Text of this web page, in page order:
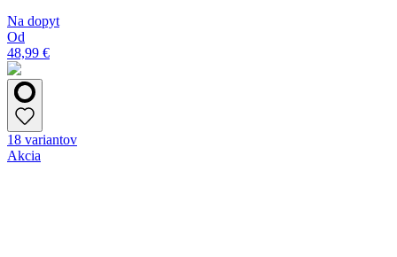
Na dopyt
Od
48,99 €
18 variantov
Akcia